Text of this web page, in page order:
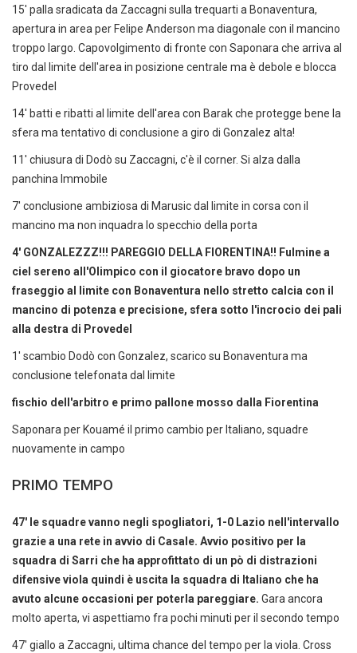
15' palla sradicata da Zaccagni sulla trequarti a Bonaventura,
apertura in area per Felipe Anderson ma diagonale con il mancino
troppo largo. Capovolgimento di fronte con Saponara che arriva al
tiro dal limite dell'area in posizione centrale ma è debole e blocca
Provedel
14' batti e ribatti al limite dell'area con Barak che protegge bene la
sfera ma tentativo di conclusione a giro di Gonzalez alta!
11' chiusura di Dodò su Zaccagni, c'è il corner. Si alza dalla
panchina Immobile
7' conclusione ambiziosa di Marusic dal limite in corsa con il
mancino ma non inquadra lo specchio della porta
4' GONZALEZZZ!!! PAREGGIO DELLA FIORENTINA!! Fulmine a
ciel sereno all'Olimpico con il giocatore bravo dopo un
fraseggio al limite con Bonaventura nello stretto calcia con il
mancino di potenza e precisione, sfera sotto l'incrocio dei pali
alla destra di Provedel
1' scambio Dodò con Gonzalez, scarico su Bonaventura ma
conclusione telefonata dal limite
fischio dell'arbitro e primo pallone mosso dalla Fiorentina
Saponara per Kouamé il primo cambio per Italiano, squadre
nuovamente in campo
PRIMO TEMPO
47' le squadre vanno negli spogliatori, 1-0 Lazio nell'intervallo
grazie a una rete in avvio di Casale. Avvio positivo per la
squadra di Sarri che ha approfittato di un pò di distrazioni
difensive viola quindi è uscita la squadra di Italiano che ha
avuto alcune occasioni per poterla pareggiare. Gara ancora
molto aperta, vi aspettiamo fra pochi minuti per il secondo tempo
47' giallo a Zaccagni, ultima chance del tempo per la viola. Cross